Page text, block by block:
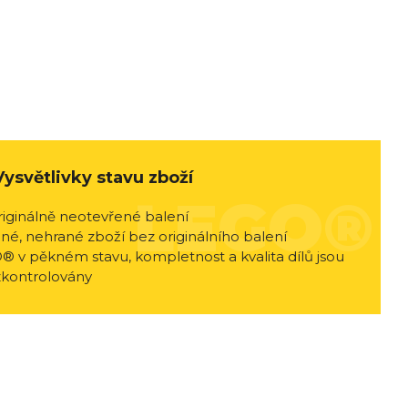
stavu zboží
neotevřené balení
nehrané zboží bez originálního balení
v pěkném stavu, kompletnost a kvalita dílů jsou